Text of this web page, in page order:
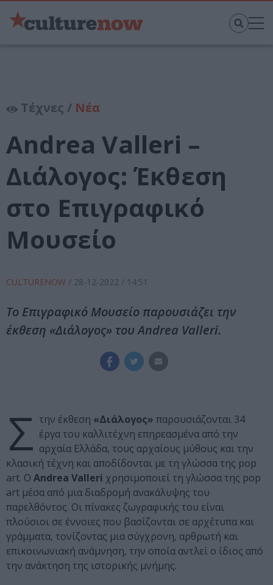
Τέχνες / Νέα
Andrea Valleri –
Διάλογος: Έκθεση
στο Επιγραφικό
Μουσείο
CULTURENOW / 28-12-2022 / 14:51
Το Επιγραφικό Μουσείο παρουσιάζει την
έκθεση «Διάλογος» του Andrea Valleri.
Σ την έκθεση «Διάλογος» παρουσιάζονται 34
έργα του καλλιτέχνη επηρεασμένα από την
αρχαία Ελλάδα, τους αρχαίους μύθους και την
κλασική τέχνη και αποδίδονται με τη γλώσσα της pop
art. Ο Andrea Valleri χρησιμοποιεί τη γλώσσα της pop
art μέσα από μια διαδρομή ανακάλυψης του
παρελθόντος. Οι πίνακες ζωγραφικής του είναι
πλούσιοι σε έννοιες που βασίζονται σε αρχέτυπα και
γράμματα, τονίζοντας μια σύγχρονη, αρθρωτή και
επικοινωνιακή ανάμνηση, την οποία αντλεί ο ίδιος από
την ανάκτηση της ιστορικής μνήμης.